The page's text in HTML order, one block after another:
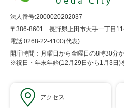
法人番号:2000020202037
〒386-8601 長野県上田市大手一丁目
電話 0268-22-4100(代表)
開庁時間：月曜日から金曜日の8時30分
※祝日・年末年始(12月29日から1月3日)
アクセス